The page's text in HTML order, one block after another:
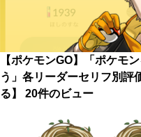
【ポケモンGO】「ポケモ
う」各リーダーセリフ別評
る】
20件のビュー